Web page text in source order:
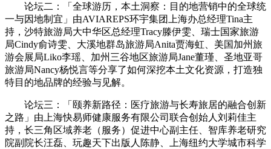
论坛二：「全球游历，本土洞察：目的地营销中的全球统
一与因地制宜」由AVIAREPS环宇集团上海办总经理Tina主
持，沙特旅游局大中华区总经理Tracy滕伊雯、瑞士国家旅游
局Cindy俞诗雯、大溪地群岛旅游局Anita贾海虹、美国加州旅
游会展局Liko李瑶、加州三谷地区旅游局Jane董瑾、圣地亚哥
旅游局Nancy杨悦言等分享了如何深挖本土文化资源，打造独
特目的地品牌的经验与见解。
论坛三：「颐养新路径：医疗旅游与长寿旅居的融合创新
之路」由上海快易师健康服务有限公司联合创始人刘莉佳主
持，长三角区域养老（服务）促进中心副主任、智库养老研究
院副院长汪磊、玩趣天下出版人陈静、上海纽约大学城市科学